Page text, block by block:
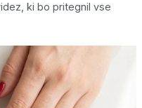
ki bo pritegnil vse